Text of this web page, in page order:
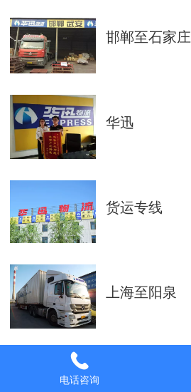
邯郸至石家庄
华迅
货运专线
上海至阳泉
电话咨询